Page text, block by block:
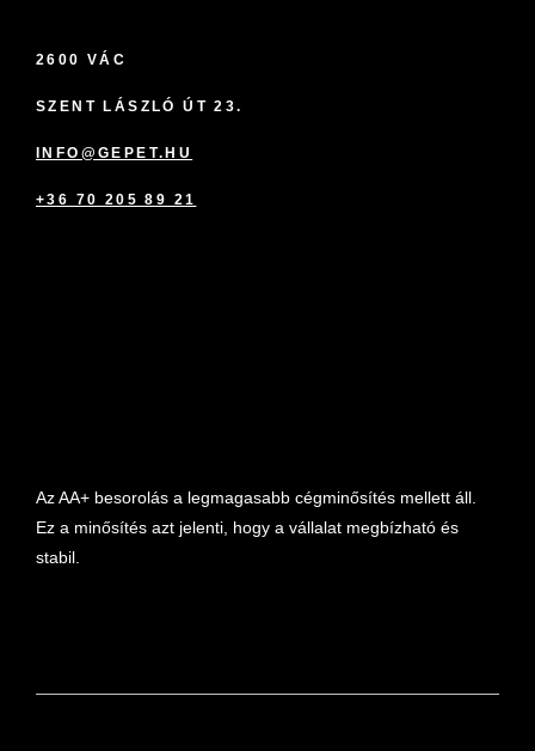
2600 VÁC
SZENT LÁSZLÓ ÚT 23.
INFO@GEPET.HU
+36 70 205 89 21
Az AA+ besorolás a legmagasabb cégminősítés mellett áll.
Ez a minősítés azt jelenti, hogy a vállalat megbízható és
stabil.